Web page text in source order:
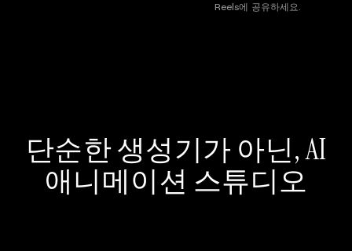
Reels에 공유하세요.
단순한 생성기가 아닌, AI
애니메이션 스튜디오